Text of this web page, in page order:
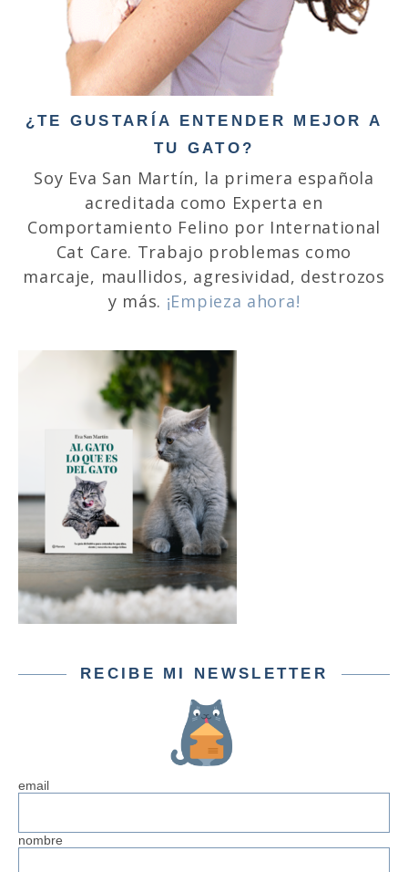
¿TE GUSTARÍA ENTENDER MEJOR A
TU GATO?
Soy Eva San Martín, la primera española
acreditada como Experta en
Comportamiento Felino por International
Cat Care. Trabajo problemas como
marcaje, maullidos, agresividad, destrozos
y más. ¡Empieza ahora!
RECIBE MI NEWSLETTER
email
nombre